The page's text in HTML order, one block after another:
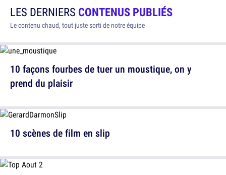
LES DERNIERS CONTENUS PUBLIÉS
Le contenu chaud, tout juste sorti de notre équipe
10 façons fourbes de tuer un moustique, on y
prend du plaisir
10 scènes de film en slip